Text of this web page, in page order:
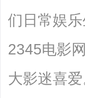
们日常娱
2345电影
大影迷喜